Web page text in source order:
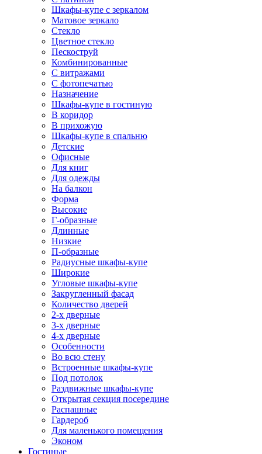
Шкафы-купе с зеркалом
Матовое зеркало
Стекло
Цветное стекло
Пескоструй
Комбинированные
С витражами
С фотопечатью
Назначение
Шкафы-купе в гостиную
В коридор
В прихожую
Шкафы-купе в спальню
Детские
Офисные
Для книг
Для одежды
На балкон
Форма
Высокие
Г-образные
Длинные
Низкие
П-образные
Радиусные шкафы-купе
Широкие
Угловые шкафы-купе
Закругленный фасад
Количество дверей
2-х дверные
3-х дверные
4-х дверные
Особенности
Во всю стену
Встроенные шкафы-купе
Под потолок
Раздвижные шкафы-купе
Открытая секция посередине
Распашные
Гардероб
Для маленького помещения
Эконом
Гостиные